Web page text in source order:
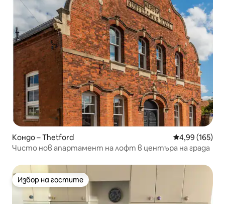
Кондо – Thetford Средна
4,99 (165)
Чисто нов апартамент на лофт в центъра на града
Избор на гостите
Избор на гостите